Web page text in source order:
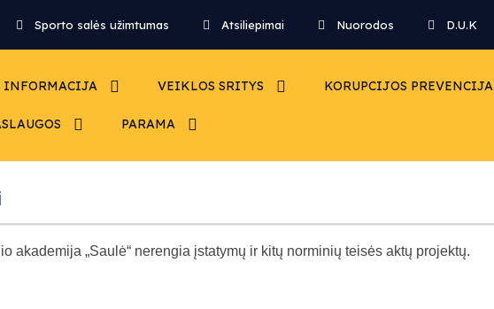
Sporto salės užimtumas Atsiliepimai Nuorodos D.U.K
INFORMACIJA VEIKLOS SRITYS KORUPCIJOS PREVENCIJA
PARAMA
akademija „Saulė“ nerengia įstatymų ir kitų norminių teisės aktų projektų.